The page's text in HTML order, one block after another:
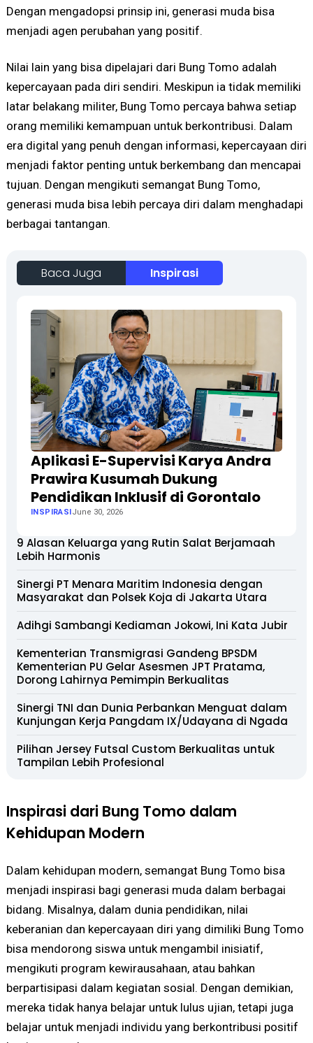
Dengan mengadopsi prinsip ini, generasi muda bisa
menjadi agen perubahan yang positif.
Nilai lain yang bisa dipelajari dari Bung Tomo adalah
kepercayaan pada diri sendiri. Meskipun ia tidak memiliki
latar belakang militer, Bung Tomo percaya bahwa setiap
orang memiliki kemampuan untuk berkontribusi. Dalam
era digital yang penuh dengan informasi, kepercayaan diri
menjadi faktor penting untuk berkembang dan mencapai
tujuan. Dengan mengikuti semangat Bung Tomo,
generasi muda bisa lebih percaya diri dalam menghadapi
berbagai tantangan.
Baca Juga Inspirasi
Aplikasi E-Supervisi Karya Andra
Prawira Kusumah Dukung
Pendidikan Inklusif di Gorontalo
INSPIRASIJune 30, 2026
9 Alasan Keluarga yang Rutin Salat Berjamaah
Lebih Harmonis
Sinergi PT Menara Maritim Indonesia dengan
Masyarakat dan Polsek Koja di Jakarta Utara
Adihgi Sambangi Kediaman Jokowi, Ini Kata Jubir
Kementerian Transmigrasi Gandeng BPSDM
Kementerian PU Gelar Asesmen JPT Pratama,
Dorong Lahirnya Pemimpin Berkualitas
Sinergi TNI dan Dunia Perbankan Menguat dalam
Kunjungan Kerja Pangdam IX/Udayana di Ngada
Pilihan Jersey Futsal Custom Berkualitas untuk
Tampilan Lebih Profesional
Inspirasi dari Bung Tomo dalam
Kehidupan Modern
Dalam kehidupan modern, semangat Bung Tomo bisa
menjadi inspirasi bagi generasi muda dalam berbagai
bidang. Misalnya, dalam dunia pendidikan, nilai
keberanian dan kepercayaan diri yang dimiliki Bung Tomo
bisa mendorong siswa untuk mengambil inisiatif,
mengikuti program kewirausahaan, atau bahkan
berpartisipasi dalam kegiatan sosial. Dengan demikian,
mereka tidak hanya belajar untuk lulus ujian, tetapi juga
belajar untuk menjadi individu yang berkontribusi positif